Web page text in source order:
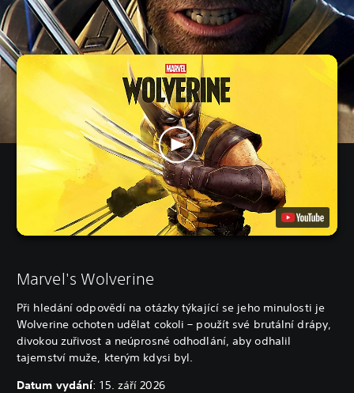
Marvel's Wolverine
Při hledání odpovědí na otázky týkající se jeho minulosti je
Wolverine ochoten udělat cokoli – použít své brutální drápy,
divokou zuřivost a neúprosné odhodlání, aby odhalil
tajemství muže, kterým kdysi byl.
Datum vydání: 15. září 2026